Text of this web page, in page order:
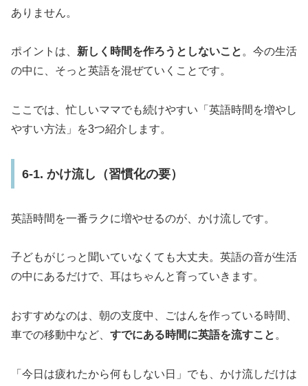
ありません。
ポイントは、 新しく時間を作ろうとしないこと 。今の生活
の中に、そっと英語を混ぜていくことです。
ここでは、忙しいママでも続けやすい「英語時間を増やし
やすい方法」を3つ紹介します。
6-1. かけ流し（習慣化の要）
英語時間を一番ラクに増やせるのが、かけ流しです。
子どもがじっと聞いていなくても大丈夫。英語の音が生活
の中にあるだけで、耳はちゃんと育っていきます。
おすすめなのは、朝の支度中、ごはんを作っている時間、
車での移動中など、 すでにある時間に英語を流すこと 。
「今日は疲れたから何もしない日」でも、かけ流しだけは